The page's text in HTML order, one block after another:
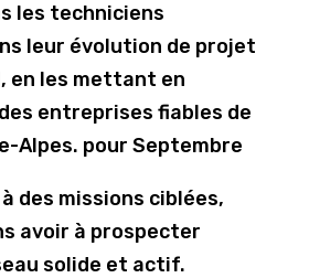
les techniciens
leur évolution de projet
en les mettant en
entreprises fiables de
Alpes. pour Septembre
des missions ciblées,
avoir à prospecter
solide et actif.